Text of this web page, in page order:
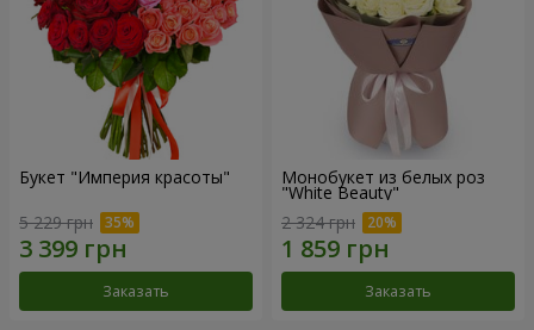
Букет "Империя красоты"
5 229 грн
Заказать
Монобукет из белых роз
"White Beauty"
2 324 грн
Заказать